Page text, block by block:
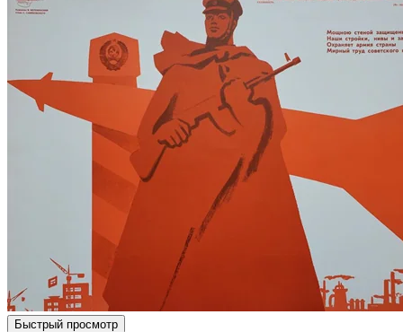
Быстрый просмотр